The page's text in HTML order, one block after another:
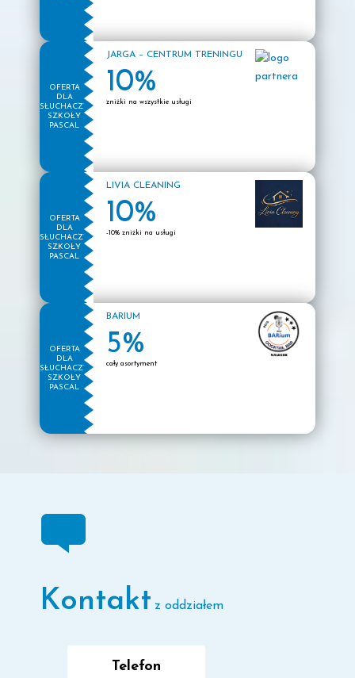
OFERTA
DLA
SŁUCHACZY
SZKOŁY
PASCAL
JARGA – CENTRUM TRENINGU
10%
zniżki na wszystkie usługi
OFERTA
DLA
SŁUCHACZY
SZKOŁY
PASCAL
LIVIA CLEANING
10%
-10% zniżki na usługi
OFERTA
DLA
SŁUCHACZY
SZKOŁY
PASCAL
BARIUM
5%
cały asortyment
Kontakt z oddziałem
Telefon